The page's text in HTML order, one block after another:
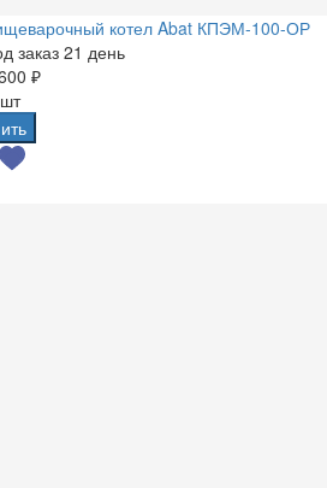
котел Abat КПЭМ-100-ОР
заказ 21 день
₽